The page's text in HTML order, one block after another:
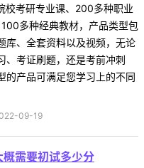
校考研专业课、200多种职业
多种经典教材，产品类型包
库、全套资料以及视频，无论
、考证刷题，还是考前冲刺
的产品可满足您学习上的不同
09-19
需要初试多少分